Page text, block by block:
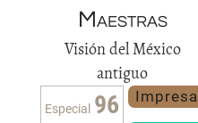
Maestras
Visión del México
antiguo
Especial 96 Impresa